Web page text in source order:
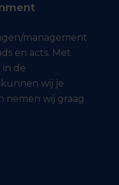
management
en acts. Met
in de
wij je
nemen wij graag